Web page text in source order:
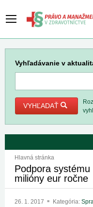
Vyhľadávanie v
VYHĽADAŤ
Hlavná stránka
Podpora
milióny eur ročne
26. 1. 2017 Kategória: